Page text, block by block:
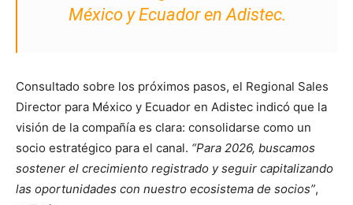
México y Ecuador en Adistec.
Consultado sobre los próximos pasos, el Regional Sales
Director para México y Ecuador en Adistec indicó que la
visión de la compañía es clara: consolidarse como un
socio estratégico para el canal. “Para 2026, buscamos
sostener el crecimiento registrado y seguir capitalizando
las oportunidades con nuestro ecosistema de socios”,